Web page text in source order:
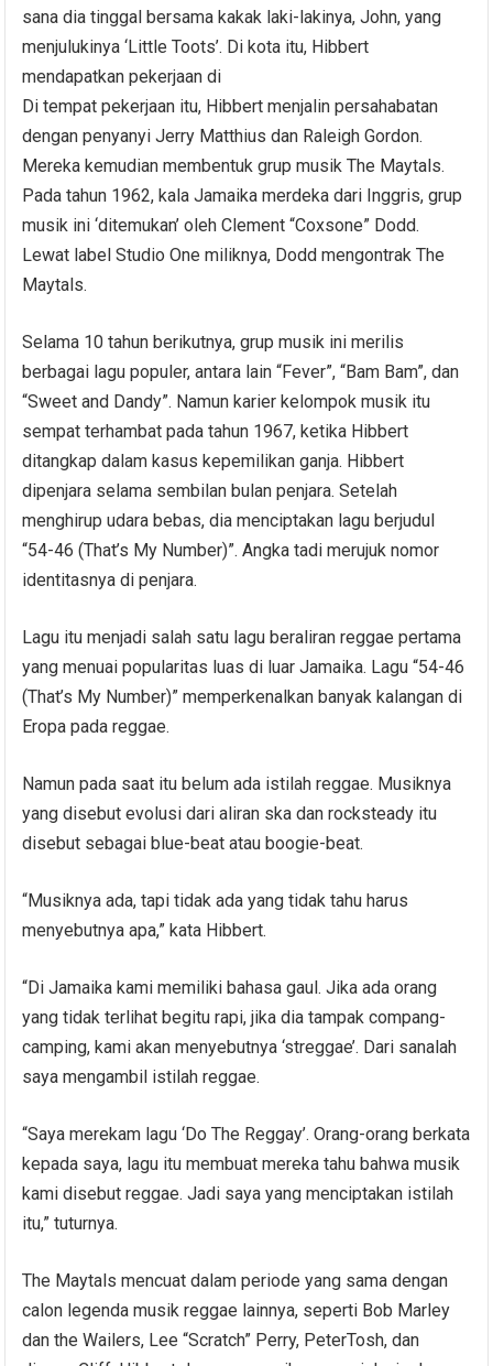
sana dia tinggal bersama kakak laki-lakinya, John, yang
menjulukinya ‘Little Toots’. Di kota itu, Hibbert
mendapatkan pekerjaan di
Di tempat pekerjaan itu, Hibbert menjalin persahabatan
dengan penyanyi Jerry Matthius dan Raleigh Gordon.
Mereka kemudian membentuk grup musik The Maytals.
Pada tahun 1962, kala Jamaika merdeka dari Inggris, grup
musik ini ‘ditemukan’ oleh Clement “Coxsone” Dodd.
Lewat label Studio One miliknya, Dodd mengontrak The
Maytals.
Selama 10 tahun berikutnya, grup musik ini merilis
berbagai lagu populer, antara lain “Fever”, “Bam Bam”, dan
“Sweet and Dandy”. Namun karier kelompok musik itu
sempat terhambat pada tahun 1967, ketika Hibbert
ditangkap dalam kasus kepemilikan ganja. Hibbert
dipenjara selama sembilan bulan penjara. Setelah
menghirup udara bebas, dia menciptakan lagu berjudul
“54-46 (That’s My Number)”. Angka tadi merujuk nomor
identitasnya di penjara.
Lagu itu menjadi salah satu lagu beraliran reggae pertama
yang menuai popularitas luas di luar Jamaika. Lagu “54-46
(That’s My Number)” memperkenalkan banyak kalangan di
Eropa pada reggae.
Namun pada saat itu belum ada istilah reggae. Musiknya
yang disebut evolusi dari aliran ska dan rocksteady itu
disebut sebagai blue-beat atau boogie-beat.
“Musiknya ada, tapi tidak ada yang tidak tahu harus
menyebutnya apa,” kata Hibbert.
“Di Jamaika kami memiliki bahasa gaul. Jika ada orang
yang tidak terlihat begitu rapi, jika dia tampak compang-
camping, kami akan menyebutnya ‘streggae’. Dari sanalah
saya mengambil istilah reggae.
“Saya merekam lagu ‘Do The Reggay’. Orang-orang berkata
kepada saya, lagu itu membuat mereka tahu bahwa musik
kami disebut reggae. Jadi saya yang menciptakan istilah
itu,” tuturnya.
The Maytals mencuat dalam periode yang sama dengan
calon legenda musik reggae lainnya, seperti Bob Marley
dan the Wailers, Lee “Scratch” Perry, PeterTosh, dan